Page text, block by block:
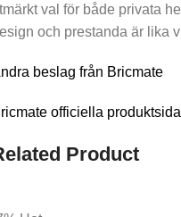
val för både privata
och prestanda är lika
beslag från Bricmate
officiella produktsida
Product